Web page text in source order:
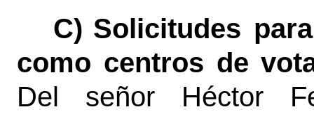
C) Solicitudes
como centros de
Del señor Héctor